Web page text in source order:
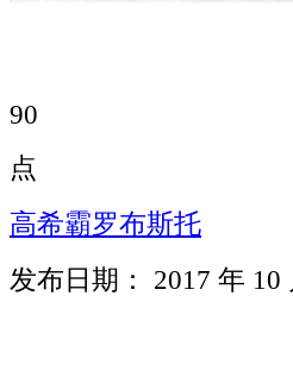
90
点
高希霸罗布斯托
发布日期： 2017 年 10